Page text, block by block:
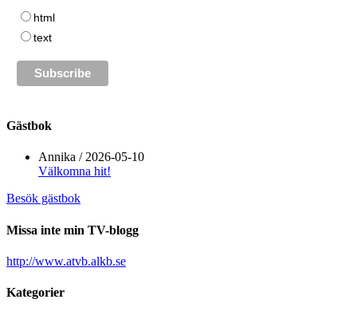
html
text
Gästbok
Annika / 2026-05-10
Välkomna hit!
Besök gästbok
Missa inte min TV-blogg
http://www.atvb.alkb.se
Kategorier